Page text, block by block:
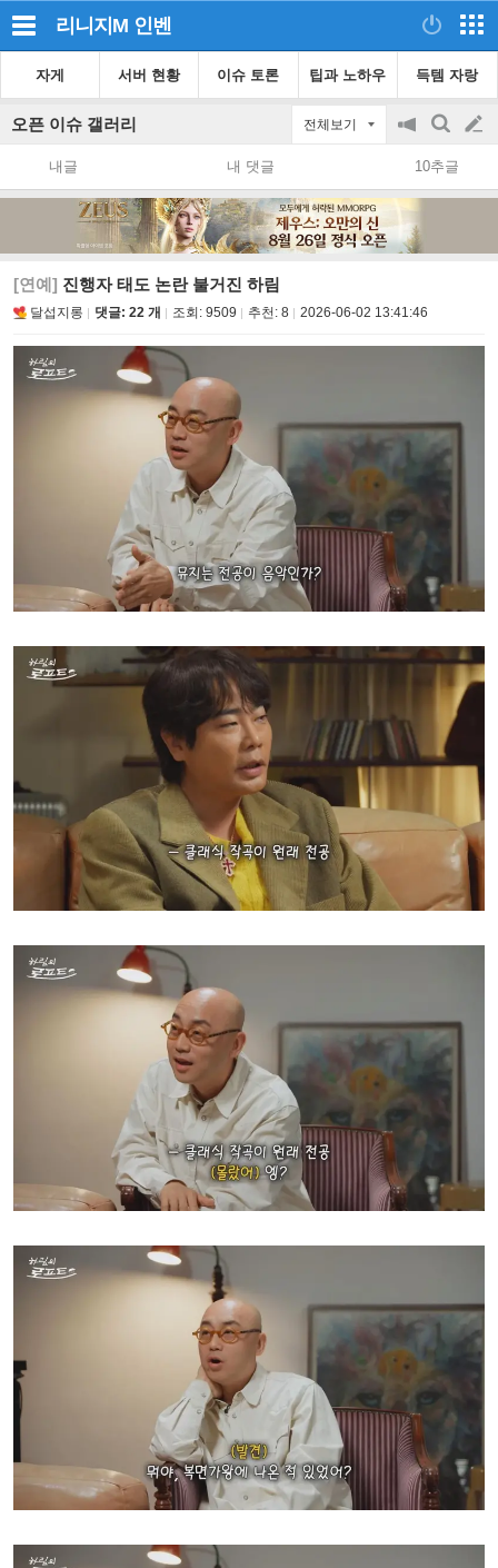
리니지M 인벤
자게 서버 현황 이슈 토론 팁과 노하우 득템 자랑
오픈 이슈 갤러리 전체보기
공
지
on/off
검
색
글
쓰
내글 내 댓글 10추글
[연예] 진행자 태도 논란 불거진 하림
달섭지롱 댓글: 22 개 조회: 9509 추천: 8 2026-06-02 13:41:46